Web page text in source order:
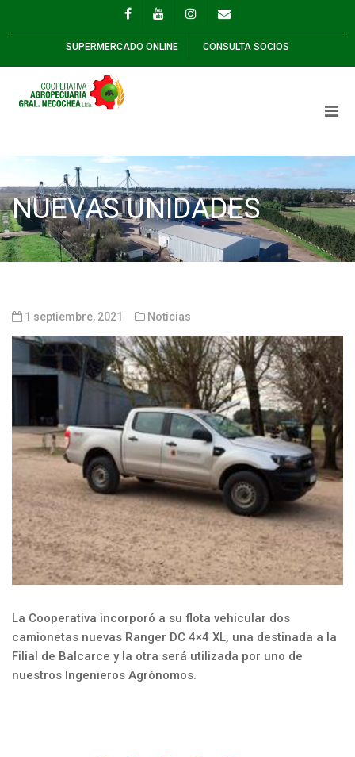
SUPERMERCADO ONLINE CONSULTA SOCIOS
NUEVAS UNIDADES
1 septiembre, 2021 Noticias
La Cooperativa incorporó a su flota vehicular dos
camionetas nuevas Ranger DC 4×4 XL, una destinada a la
Filial de Balcarce y la otra será utilizada por uno de
nuestros Ingenieros Agrónomos.